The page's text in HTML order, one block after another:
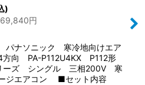
)
円
パナソニック 寒冷地向けエア
向 PA-P112U4KX P112形
ーズ シングル 三相200V 寒
ジエアコン ■セット内容